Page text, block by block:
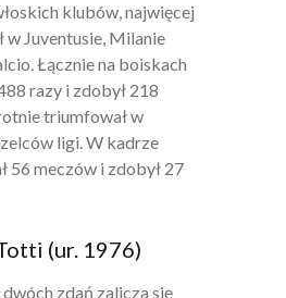
klubów, najwięcej
w Juventusie, Milanie
Łącznie na boiskach
razy i zdobył 218
triumfował w
ligi. W kadrze
56 meczów i zdobył 27
(ur. 1976)
zdań zalicza się